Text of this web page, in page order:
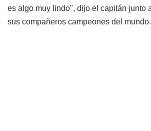
es algo muy lindo", dijo el capitán junto
sus compañeros campeones del mundo.